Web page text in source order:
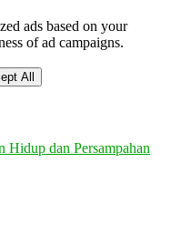
ads based on your
of ad campaigns.
All